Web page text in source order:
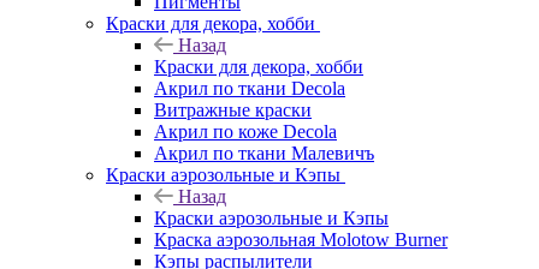
Краски для декора, хобби
Назад
Краски для декора, хобби
Акрил по ткани Decola
Витражные краски
Акрил по коже Decola
Акрил по ткани Малевичъ
Краски аэрозольные и Кэпы
Назад
Краски аэрозольные и Кэпы
Краска аэрозольная Molotow Burner
Кэпы распылители